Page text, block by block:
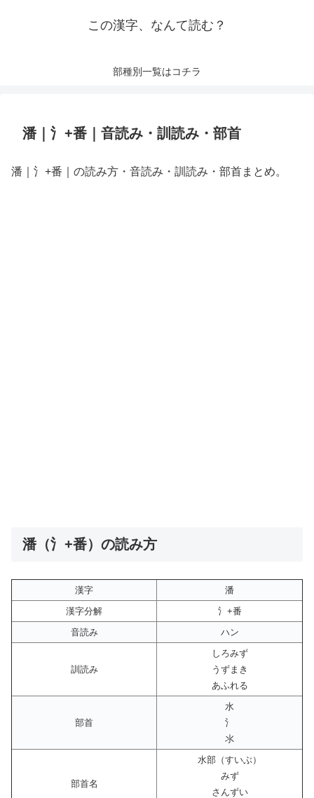
この漢字、なんて読む？
部種別一覧はコチラ
潘｜氵+番｜音読み・訓読み・部首
潘｜氵+番｜の読み方・音読み・訓読み・部首まとめ。
潘（氵+番）の読み方
漢字
潘
漢字分解
氵+番
音読み
ハン
訓読み
しろみず
うずまき
あふれる
部首
水
氵
氺
部首名
水部（すいぶ）
みず
さんずい